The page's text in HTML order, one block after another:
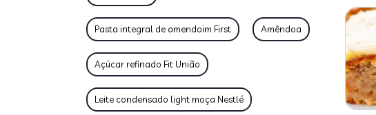
Pasta integral de amendoim First Amêndoa
Açúcar refinado Fit União
Leite condensado light moça Nestlé